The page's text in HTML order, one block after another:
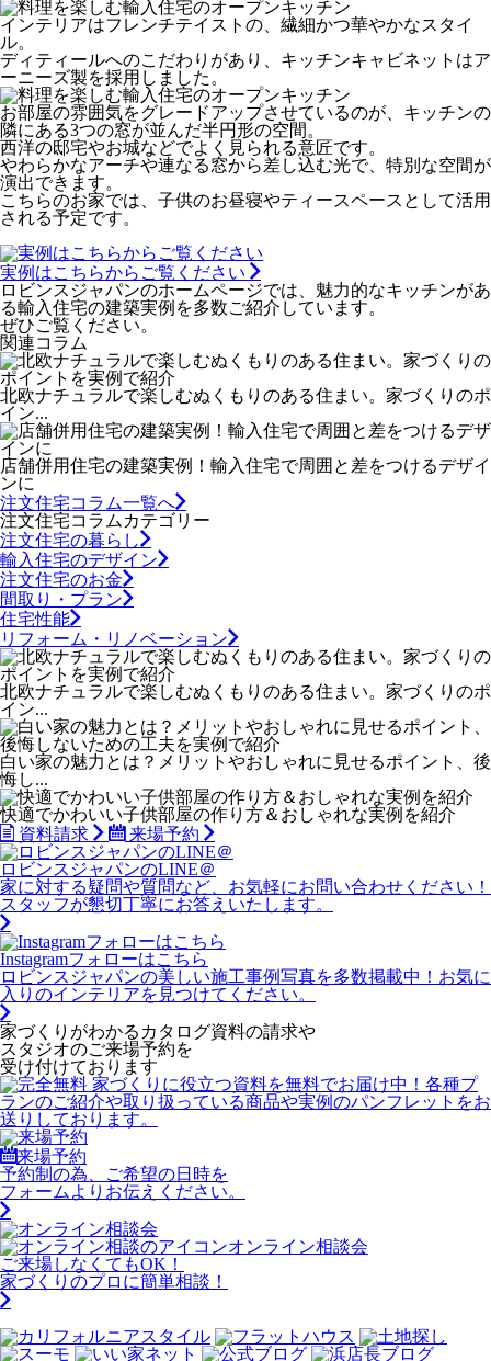
インテリアはフレンチテイストの、繊細かつ華やかなスタイ
ル。
ディティールへのこだわりがあり、キッチンキャビネットはア
ーニーズ製を採用しました。
お部屋の雰囲気をグレードアップさせているのが、キッチンの
隣にある3つの窓が並んだ半円形の空間。
西洋の邸宅やお城などでよく見られる意匠です。
やわらかなアーチや連なる窓から差し込む光で、特別な空間が
演出できます。
こちらのお家では、子供のお昼寝やティースペースとして活用
される予定です。
実例はこちらからご覧ください
ロビンスジャパンのホームページでは、魅力的なキッチンがあ
る輸入住宅の建築実例を多数ご紹介しています。
ぜひご覧ください。
関連コラム
北欧ナチュラルで楽しむぬくもりのある住まい。家づくりのポ
イン...
店舗併用住宅の建築実例！輸入住宅で周囲と差をつけるデザイ
ンに
注文住宅コラム一覧へ
注文住宅コラムカテゴリー
注文住宅の暮らし
輸入住宅のデザイン
注文住宅のお金
間取り・プラン
住宅性能
リフォーム・リノベーション
北欧ナチュラルで楽しむぬくもりのある住まい。家づくりのポ
イン...
白い家の魅力とは？メリットやおしゃれに見せるポイント、後
悔し...
快適でかわいい子供部屋の作り方＆おしゃれな実例を紹介
資料請求
来場予約
ロビンスジャパンのLINE＠
家に対する疑問や質問など、お気軽にお問い合わせください！
スタッフが懇切丁寧にお答えいたします。
Instagramフォローはこちら
ロビンスジャパンの美しい施工事例写真を多数掲載中！お気に
入りのインテリアを見つけてください。
家づくりがわかる カタログ資料の請求や
スタジオのご来場予約を
受け付けております
来場予約
予約制の為、ご希望の日時を
フォームよりお伝えください。
オンライン相談会
ご来場しなくてもOK！
家づくりのプロに簡単相談！